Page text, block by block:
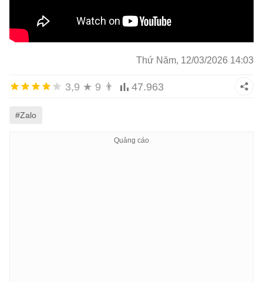
Thứ Năm, 12/03/2026 14:03
3,9 ★ 9 👨 47.963
#Zalo